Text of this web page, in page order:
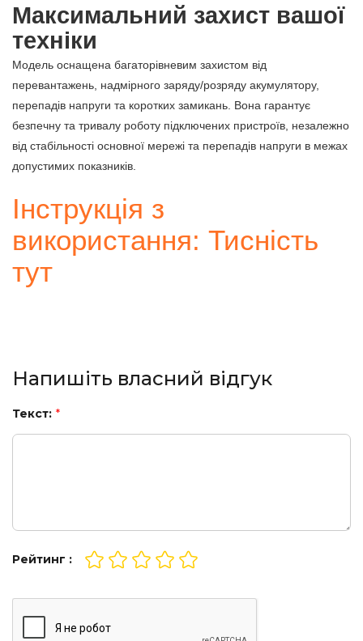
Максимальний захист вашої
техніки
Модель оснащена багаторівневим захистом від
перевантажень, надмірного заряду/розряду акумулятору,
перепадів напруги та коротких замикань. Вона гарантує
безпечну та тривалу роботу підключених пристроїв, незалежно
від стабільності основної мережі та перепадів напруги в межах
допустимих показників.
Інструкція з
використання: Тисність
тут
Напишіть власний відгук
Текст: *
Рейтинг :